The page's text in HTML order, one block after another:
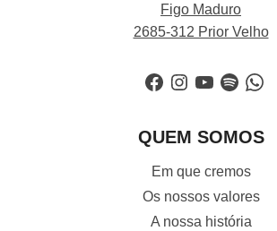
Figo Maduro
2685-312 Prior Velho
Facebook
Instagram
YouTube
Spotify
QUEM SOMOS
Em que cremos
Os nossos valores
A nossa história